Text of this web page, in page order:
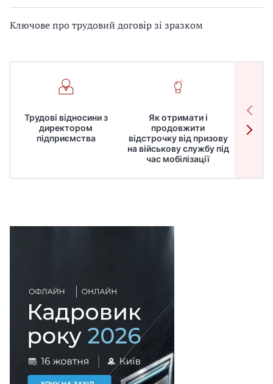
Ключове про трудовий договір зі зразком
Трудові відносини з
директором
підприємства
Як отримати і
продовжити
відстрочку від призову
на військову службу під
час мобілізації